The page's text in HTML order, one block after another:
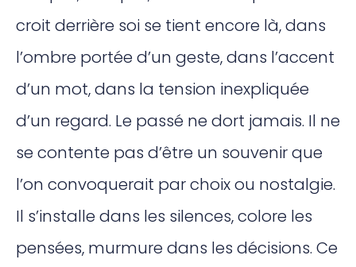
croit derrière soi se tient encore là, dans
l’ombre portée d’un geste, dans l’accent
d’un mot, dans la tension inexpliquée
d’un regard. Le passé ne dort jamais. Il ne
se contente pas d’être un souvenir que
l’on convoquerait par choix ou nostalgie.
Il s’installe dans les silences, colore les
pensées, murmure dans les décisions. Ce